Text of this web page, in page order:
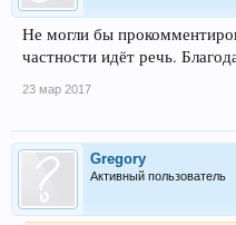
Не могли бы
частности идёт речь.
23 мар 2017
Gregory
Активный пользователь